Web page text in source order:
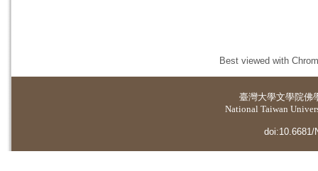
Best viewed with
臺灣大學文學院佛
National Taiwan
doi:10.6681/